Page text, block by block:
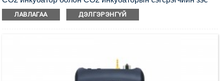
зохицуулагч.
ЛАВЛАГАА ДЭЛГЭРЭНГҮЙ